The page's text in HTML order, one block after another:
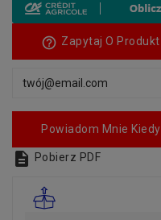
help_outline Zapytaj O Produkt
Powiadom Mnie
 Pobierz PDF